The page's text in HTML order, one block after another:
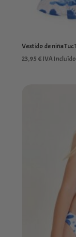
Vestido de niña Tuc
23,95€IVA Incluído